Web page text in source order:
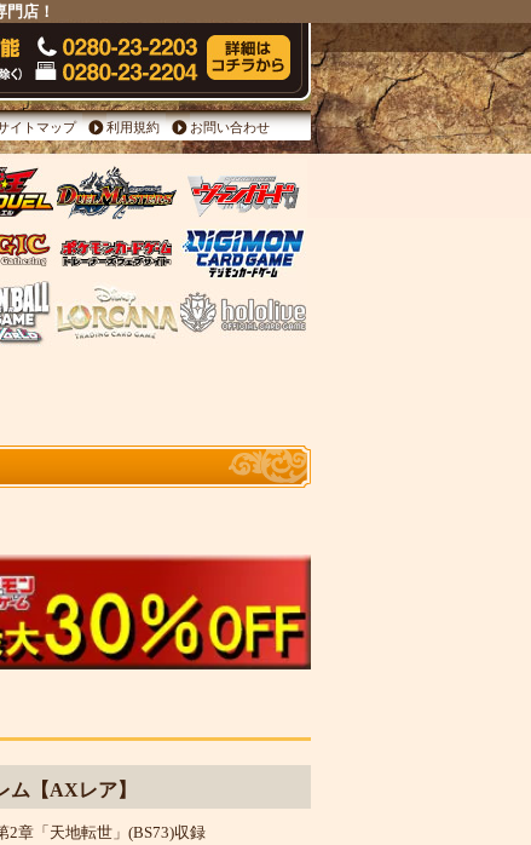
店！
イトマップ 利用規約 お問い合わせ
ム【AXレア】
章「天地転世」(BS73)収録